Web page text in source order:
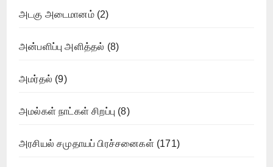
அடகு அடைமானம்(2)
அன்பளிப்பு அளித்தல் (8)
அமர்தல் (9)
அமல்கள் நாட்கள் சிறப்பு (8)
அரசியல் சமுதாயப் பிரச்சனைகள் (171)